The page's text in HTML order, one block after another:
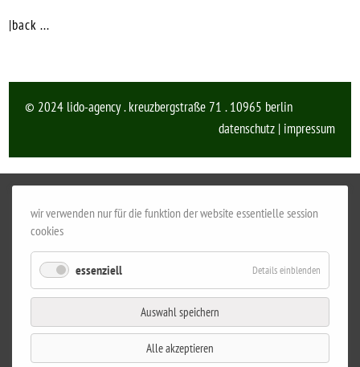
|back ...
© 2024 lido-agency . kreuzbergstraße 71 . 10965 berlin
datenschutz | impressum
wir verwenden nur für die funktion der website essentielle session
cookies
essenziell Details einblenden
Auswahl speichern
Alle akzeptieren